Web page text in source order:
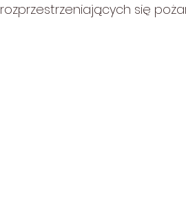
rozprzestrzeniających się